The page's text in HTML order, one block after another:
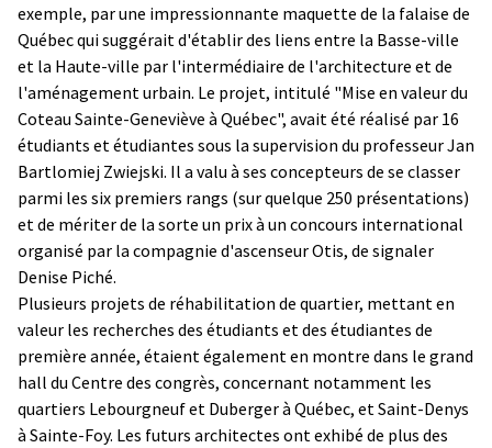
exemple, par une impressionnante maquette de la falaise de
Québec qui suggérait d'établir des liens entre la Basse-ville
et la Haute-ville par l'intermédiaire de l'architecture et de
l'aménagement urbain. Le projet, intitulé "Mise en valeur du
Coteau Sainte-Geneviève à Québec", avait été réalisé par 16
étudiants et étudiantes sous la supervision du professeur Jan
Bartlomiej Zwiejski. Il a valu à ses concepteurs de se classer
parmi les six premiers rangs (sur quelque 250 présentations)
et de mériter de la sorte un prix à un concours international
organisé par la compagnie d'ascenseur Otis, de signaler
Denise Piché.
Plusieurs projets de réhabilitation de quartier, mettant en
valeur les recherches des étudiants et des étudiantes de
première année, étaient également en montre dans le grand
hall du Centre des congrès, concernant notamment les
quartiers Lebourgneuf et Duberger à Québec, et Saint-Denys
à Sainte-Foy. Les futurs architectes ont exhibé de plus des